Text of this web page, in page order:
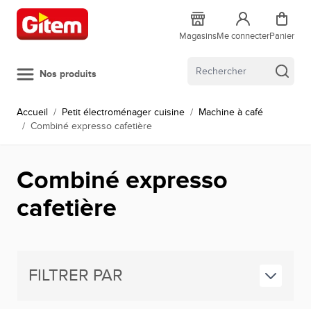
Allez au contenu
MagasinsMe connecterPanier
Nos produits
Accueil / Petit électroménager cuisine / Machine à café
/ Combiné expresso cafetière
Combiné expresso
cafetière
FILTRER PAR